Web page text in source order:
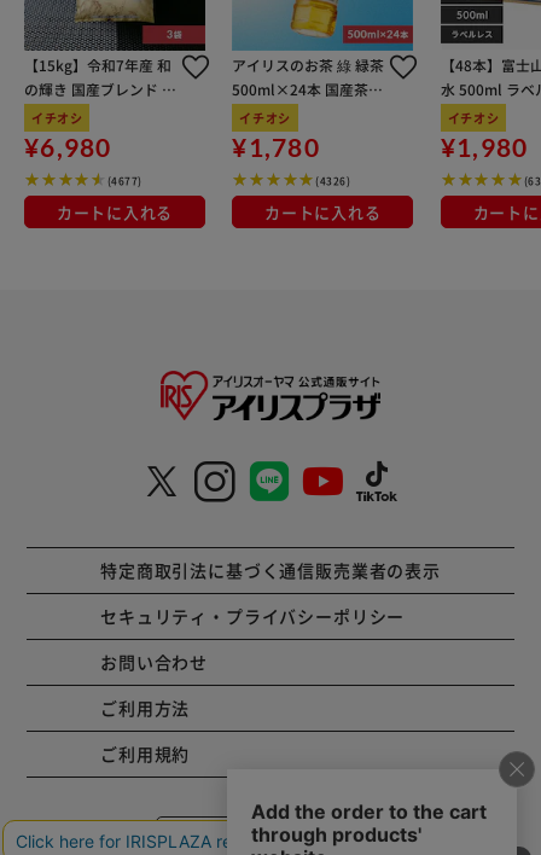
【15kg】令和7年産 和
の輝き 国産ブレンド 5
kg×3袋
イチオシ
¥6,980
(4677)
カートに入れる
アイリスのお茶 綠 緑茶
500ml×24本 国産茶葉
100％使用
イチオシ
¥1,780
(4326)
カートに入れる
【48本】富士
水 500ml ラベ
イチオシ
¥1,980
カート
特定商取引法に基づく通信販売業者の表示
セキュリティ・プライバシーポリシー
お問い合わせ
ご利用方法
ご利用規約
コーポレートサイト